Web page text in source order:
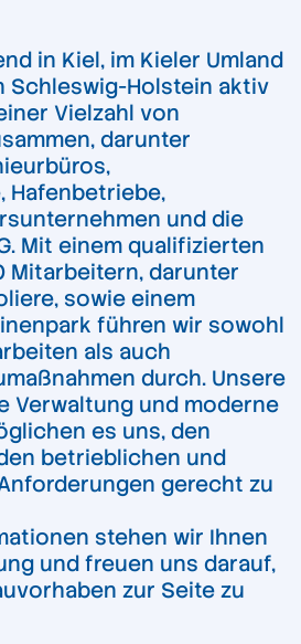
in Kiel, im Kieler Umland
Schleswig-Holstein aktiv
Vielzahl von
darunter
Hafenbetriebe,
und die
Mit einem qualifizierten
Mitarbeitern, darunter
sowie einem
führen wir sowohl
als auch
durch. Unsere
Verwaltung und moderne
es uns, den
betrieblichen und
gerecht zu
stehen wir Ihnen
und freuen uns darauf,
zur Seite zu